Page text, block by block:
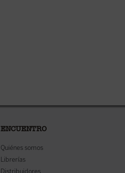
ENCUENTRO
Quiénes somos
Librerías
Distribuidores